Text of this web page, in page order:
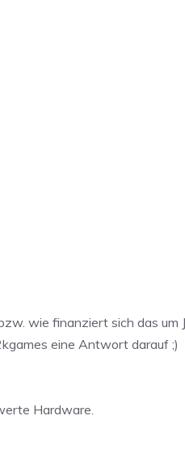
wie finanziert sich das
eine Antwort darauf ;)
Hardware.